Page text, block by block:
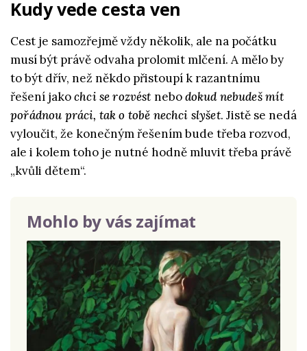
Kudy vede cesta ven
Cest je samozřejmě vždy několik, ale na počátku
musí být právě odvaha prolomit mlčení. A mělo by
to být dřív, než někdo přistoupí k razantnímu
řešení jakochci se rozvést nebodokud nebudeš mít
pořádnou práci, tak o tobě nechci slyšet. Jistě se nedá
vyloučit, že konečným řešením bude třeba rozvod,
ale i kolem toho je nutné hodně mluvit třeba právě
„kvůli dětem“.
Mohlo by vás zajímat